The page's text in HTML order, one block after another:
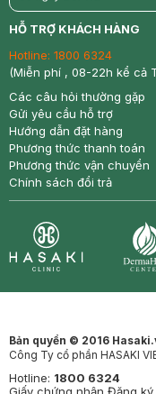
return
HỖ TRỢ KHÁCH HÀNG
Hotline: 1800 6324
(Miễn phí , 08-22h kể cả
Các câu hỏi thường gặp
Gửi yêu cầu hỗ trợ
Hướng dẫn đặt hàng
Phương thức thanh toán
Phương thức vận chuyển
Chính sách đổi trả
Bản quyền © 2016
Công Ty cổ phần HASAKI
Hotline: 1800 6324